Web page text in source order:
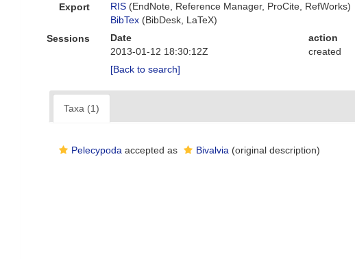
Export
RIS (EndNote, Reference Manager, ProCite, RefWorks)
BibTex (BibDesk, LaTeX)
Sessions
Date action
2013-01-12 18:30:12Z
created
[Back to search]
Taxa (1)
Pelecypoda accepted as Bivalvia (original description)